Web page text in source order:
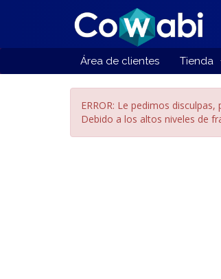
Área de clientes Tienda
ERROR: Le pedimos
Debido a los altos niveles de